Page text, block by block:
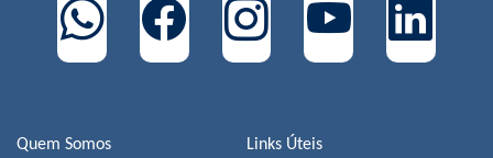
Quem Somos Links Úteis